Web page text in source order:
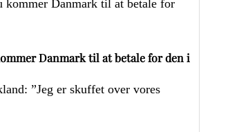
Danmark til at betale for den i